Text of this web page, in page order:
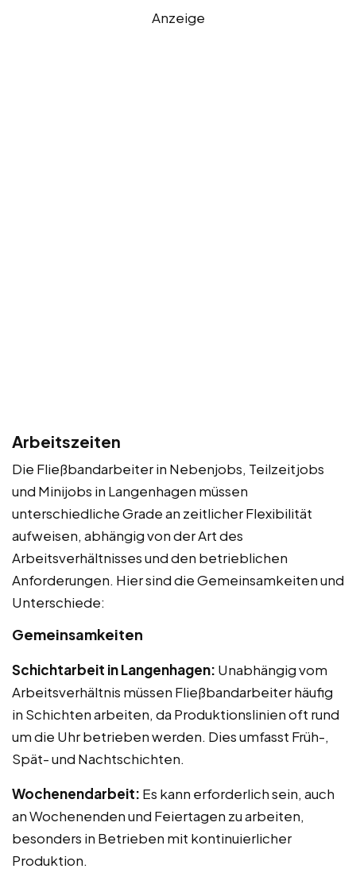
Anzeige
Arbeitszeiten
Die Fließbandarbeiter in Nebenjobs, Teilzeitjobs
und Minijobs in Langenhagen müssen
unterschiedliche Grade an zeitlicher Flexibilität
aufweisen, abhängig von der Art des
Arbeitsverhältnisses und den betrieblichen
Anforderungen. Hier sind die Gemeinsamkeiten und
Unterschiede:
Gemeinsamkeiten
Schichtarbeit in Langenhagen: Unabhängig vom
Arbeitsverhältnis müssen Fließbandarbeiter häufig
in Schichten arbeiten, da Produktionslinien oft rund
um die Uhr betrieben werden. Dies umfasst Früh-,
Spät- und Nachtschichten.
Wochenendarbeit: Es kann erforderlich sein, auch
an Wochenenden und Feiertagen zu arbeiten,
besonders in Betrieben mit kontinuierlicher
Produktion.